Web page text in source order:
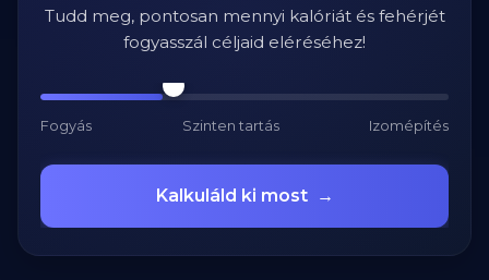
Tudd meg, pontosan mennyi kalóriát és fehérjét
fogyasszál céljaid eléréséhez!
Fogyás Szinten tartás Izomépítés
Kalkuláld ki most →